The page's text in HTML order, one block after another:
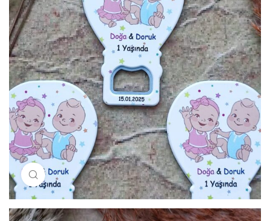
Resimi büyütmek için tıklayın